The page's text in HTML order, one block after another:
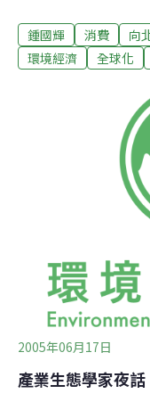
心。內容鋪陳方式
常依據的邏輯推論：
集，變成永續發展
引起爭議的論點，
是西方部分學者一
題，一方面希望類
的大量消費造成的
準。從全球衛星遙
變遷問題中，中國
根據WHO統計，亞
鍾國輝 消費 向
環境經濟
全球化
2005年06月17日
產業生態學家夜話